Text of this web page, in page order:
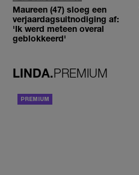
Maureen (47) sloeg een
verjaardagsuitnodiging af:
'Ik werd meteen overal
geblokkeerd'
LINDA.PREMIUM